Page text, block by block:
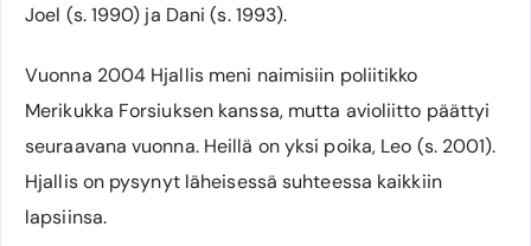
Joel (s. 1990) ja Dani (s. 1993).
Vuonna 2004 Hjallis meni naimisiin poliitikko
Merikukka Forsiuksen kanssa, mutta avioliitto päättyi
seuraavana vuonna. Heillä on yksi poika, Leo (s. 2001).
Hjallis on pysynyt läheisessä suhteessa kaikkiin
lapsiinsa.